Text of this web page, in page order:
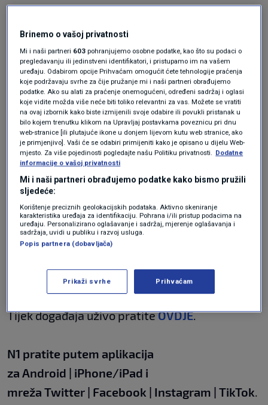
"U ponedjeljak ćemo pokrenuti inicijativu za
osnivanje istražnog povjerenstva kako bismo
sad bivšim ministrima dali mogućnost da se
izjasne o tome kome su prijavljivali prijetnje,
tko je za njih znao, tko im ih je upućivao i zašto
nema kazneni postupaka oko toga."
Naglasila je da nikad nitko nije čuo što premijer
ima za reći oko prijetnji o kojima su govorili.
"Ako se utvrdi da je znao za prijetnje i sumnje u
kriminal, onda je odgovoran jer je trebao to
zaključila je Sandra Benčić.
Tijek događaja uživo pratiteOVDJE.
N1 pratite putem aplikacija
za Android | iPhone/iPad i
mreža Twitter | Facebook | Instagram | TikTok.
Brinemo o vašoj privatnosti
Mi i naši partneri 603 pohranjujemo osobne podatke, kao što su podaci o
pregledavanju ili jedinstveni identifikatori, i pristupamo im na vašem
uređaju. Odabirom opcije Prihvaćam omogućit ćete tehnologije praćenja
koje podržavaju svrhe za čije pružanje mi i naši partneri obrađujemo
podatke. Ako su alati za praćenje onemogućeni, određeni sadržaj i oglasi
koje vidite možda više neće biti toliko relevantni za vas. Možete se vratiti
na ovaj izbornik kako biste izmijenili svoje odabire ili povukli pristanak u
bilo kojem trenutku klikom na Upravljaj postavkama poveznicu pri dnu
web-stranice [ili plutajuće ikone u donjem lijevom kutu web stranice, ako
je primjenjivo]. Vaši će se odabiri primijeniti kako je opisano u dijelu Web-
mjesto. Za više pojedinosti pogledajte našu Politiku privatnosti. Dodatne
informacije o vašoj privatnosti
Mi i naši partneri obrađujemo podatke kako bismo pružili
sljedeće:
Korištenje preciznih geolokacijskih podataka. Aktivno skeniranje
karakteristika uređaja za identifikaciju. Pohrana i/ili pristup podacima na
uređaju. Personalizirano oglašavanje i sadržaj, mjerenje oglašavanja i
sadržaja, uvidi u publiku i razvoj usluga.
Popis partnera (dobavljača)
Prikaži svrhe Prihvaćam